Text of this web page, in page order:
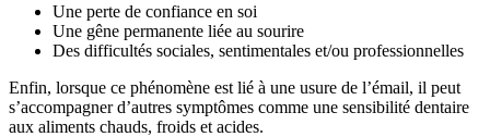
Une perte de confiance en soi
Une gêne permanente liée au sourire
Des difficultés sociales, sentimentales et/ou professionnelles
Enfin, lorsque ce phénomène est lié à une usure de l’émail, il peut
s’accompagner d’autres symptômes comme une sensibilité dentaire
aux aliments chauds, froids et acides.